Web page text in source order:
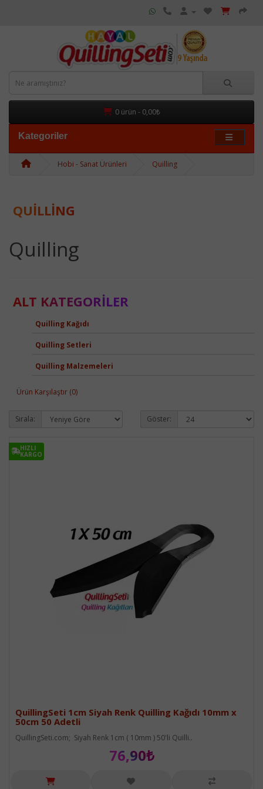
0 ürün - 0,00₺
Kategoriler
Hobi - Sanat Ürünleri Quilling
QUILLING
Quilling
ALT KATEGORILER
Quilling Kağıdı
Quilling Setleri
Quilling Malzemeleri
Ürün Karşılaştır (0)
Sırala: Göster:
HIZLI
KARGO
HIZLI
KARGO
QuillingSeti 1cm Siyah Renk Quilling Kağıdı 10mm x
50cm 50 Adetli
QuillingSeti.com; Siyah Renk 1cm ( 10mm ) 50'li Quilli..
76,90₺